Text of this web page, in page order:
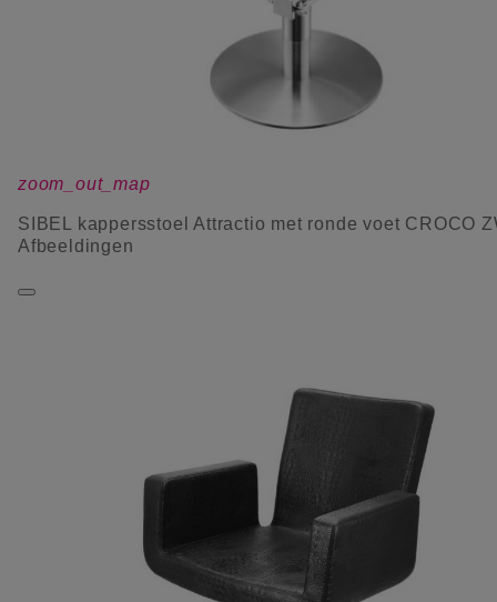
zoom_out_map
SIBEL kappersstoel Attractio met ronde voet CROCO
Afbeeldingen